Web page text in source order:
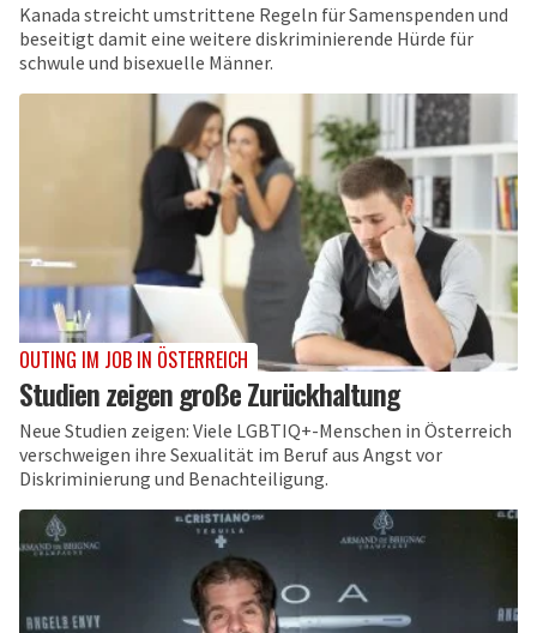
Kanada streicht umstrittene Regeln für Samenspenden und
beseitigt damit eine weitere diskriminierende Hürde für
schwule und bisexuelle Männer.
OUTING IM JOB IN ÖSTERREICH
Studien zeigen große Zurückhaltung
Neue Studien zeigen: Viele LGBTIQ+-Menschen in Österreich
verschweigen ihre Sexualität im Beruf aus Angst vor
Diskriminierung und Benachteiligung.